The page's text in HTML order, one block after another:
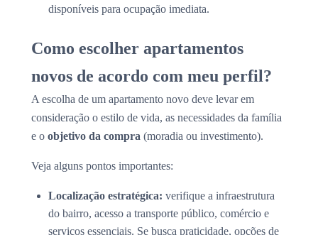
disponíveis para ocupação imediata.
Como escolher apartamentos
novos de acordo com meu perfil?
A escolha de um apartamento novo deve levar em
consideração o estilo de vida, as necessidades da família
e o objetivo da compra (moradia ou investimento).
Veja alguns pontos importantes:
Localização estratégica: verifique a infraestrutura
do bairro, acesso a transporte público, comércio e
serviços essenciais. Se busca praticidade, opções de